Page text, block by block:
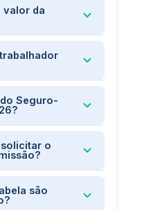
valor da
Seguro-
o
são